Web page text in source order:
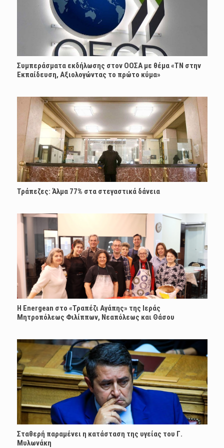
Συμπεράσματα εκδήλωσης στον ΟΟΣΑ με θέμα «ΤΝ στην
Εκπαίδευση, Αξιολογώντας το πρώτο κύμα»
Τράπεζες: Άλμα 77% στα στεγαστικά δάνεια
H Energean στο «Τραπέζι Αγάπης» της Ιεράς
Μητροπόλεως Φιλίππων, Νεαπόλεως και Θάσου
Σταθερή παραμένει η κατάσταση της υγείας του Γ.
Μυλωνάκη